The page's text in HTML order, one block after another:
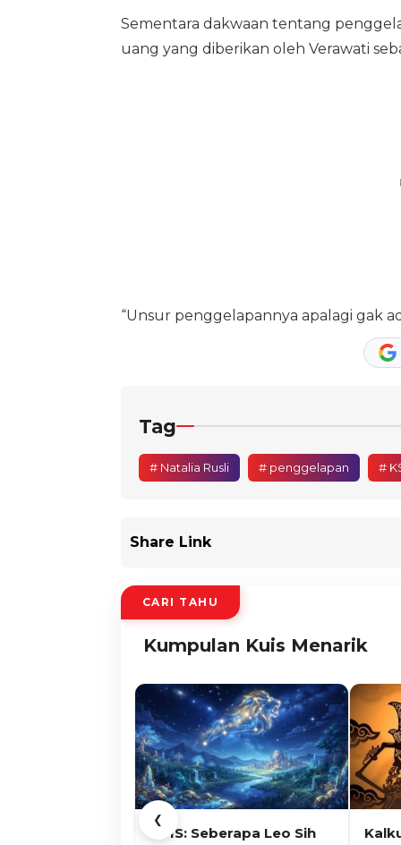
Sementara dakwaan tentang
uang yang diberikan oleh Verawati
“Unsur penggelapannya apalagi gak
Tag
# Natalia Rusli # penggelapan #
Share Link
CARI TAHU
Kumpulan Kuis Menarik
❮
KUIS: Seberapa Leo Sih